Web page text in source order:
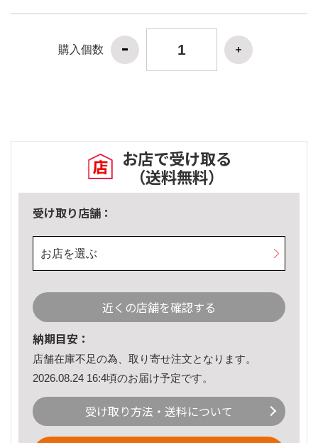
購入個数
お店で受け取る
（送料無料）
受け取り店舗：
お店を選ぶ
近くの店舗を確認する
納期目安：
店舗在庫不足の為、取り寄せ注文となります。
2026.08.24 16:4頃のお届け予定です。
受け取り方法・送料について